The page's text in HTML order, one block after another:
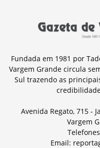
Fundada em 1981 por
Vargem Grande circula
Sul trazendo as
Avenida Regato, 715 -
Vargem
Email: